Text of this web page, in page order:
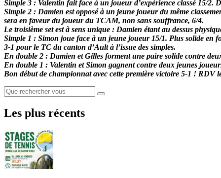
Simple 3 : Valentin fait face à un joueur d’expérience classé 15/2.
Simple 2 : Damien est opposé à un jeune joueur du même
sera en faveur du joueur du TCAM, non sans souffrance, 6/4.
Le troisième set est à sens unique : Damien étant au dessus
Simple 1 : Simon joue face à un jeune joueur 15/1. Plus solide en
3-1 pour le TC du canton d’Ault à l’issue des simples.
En double 2 : Damien et Gilles forment une paire solide contre
En double 1 : Valentin et Simon gagnent contre deux jeunes
Bon début de championnat avec cette première victoire 5-1 ! RDV
Les plus récents